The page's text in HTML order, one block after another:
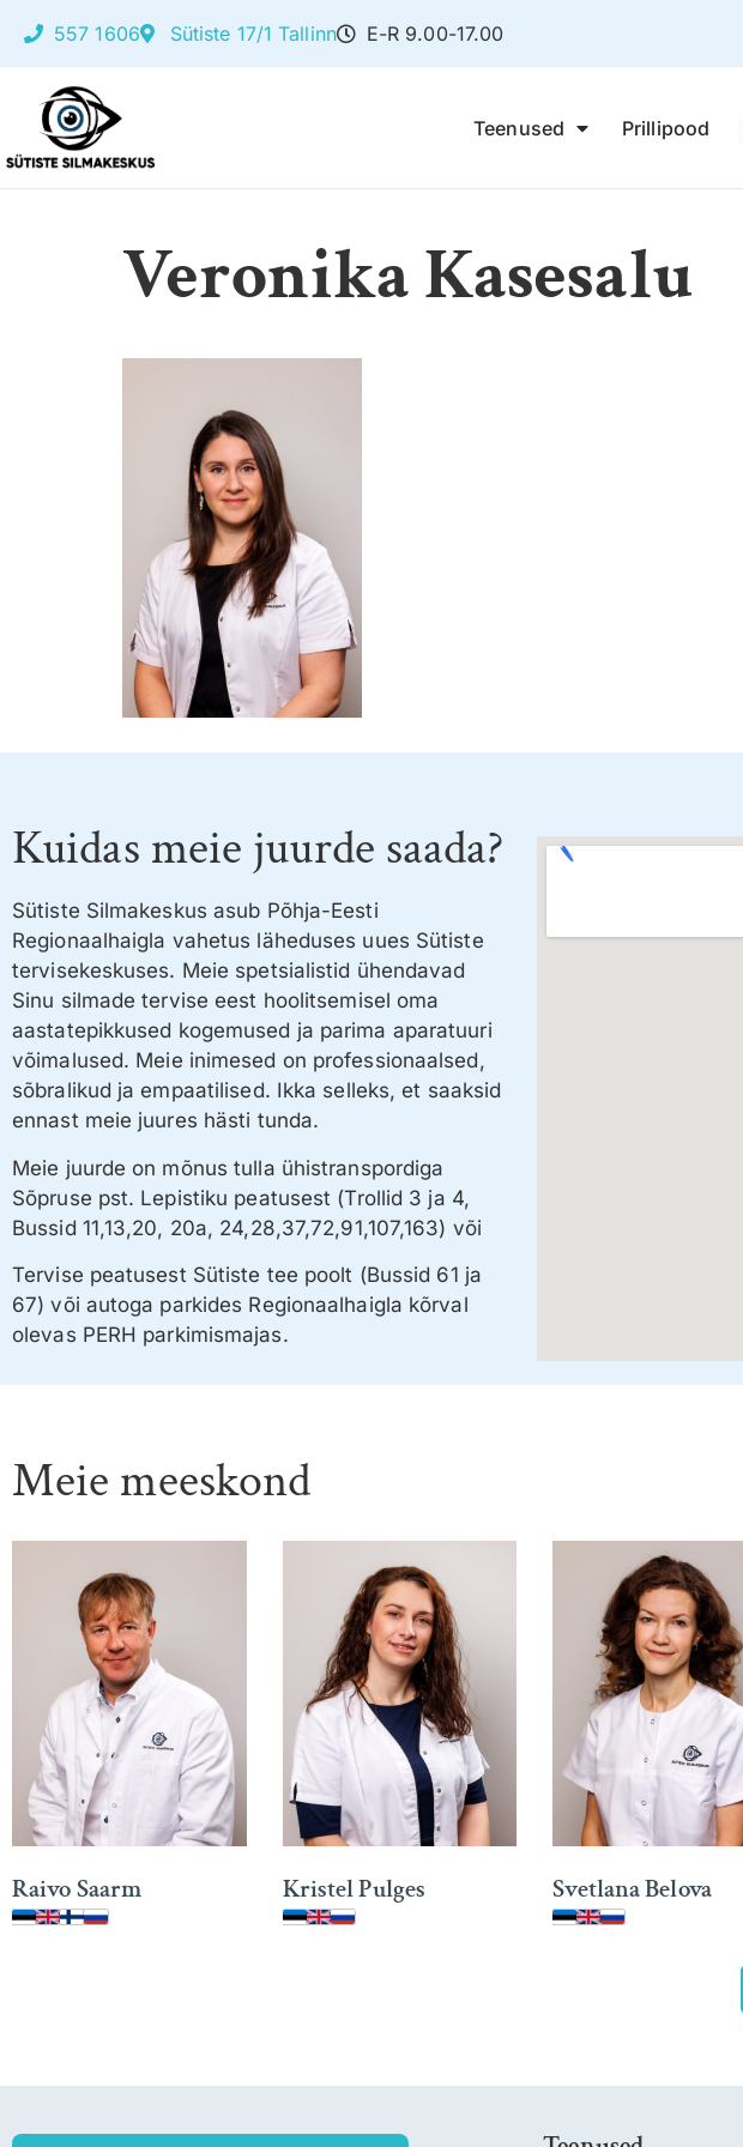
557 1606 Sütiste 17/1 Tallinn E-R 9.00-17.00
Teenused Prillipood
Veronika Kasesalu
Kuidas meie juurde saada?
Sütiste Silmakeskus asub Põhja-Eesti
Regionaalhaigla vahetus läheduses uues Sütiste
tervisekeskuses. Meie spetsialistid ühendavad
Sinu silmade tervise eest hoolitsemisel oma
aastatepikkused kogemused ja parima aparatuuri
võimalused. Meie inimesed on professionaalsed,
sõbralikud ja empaatilised. Ikka selleks, et saaksid
ennast meie juures hästi tunda.
Meie juurde on mõnus tulla ühistranspordiga
Sõpruse pst. Lepistiku peatusest (Trollid 3 ja 4,
Bussid 11,13,20, 20a, 24,28,37,72,91,107,163) või
Tervise peatusest Sütiste tee poolt (Bussid 61 ja
67) või autoga parkides Regionaalhaigla kõrval
olevas PERH parkimismajas.
Meie meeskond
Raivo Saarm Kristel Pulges Svetlana Belova